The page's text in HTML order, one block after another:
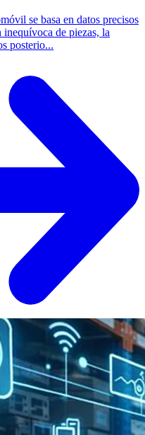
se basa en datos precisos
de piezas, la
posterio...